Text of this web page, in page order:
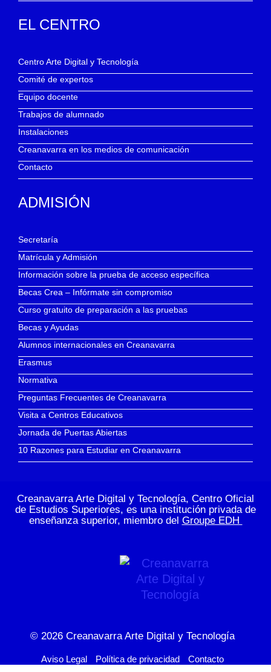
EL CENTRO
Centro Arte Digital y Tecnología
Comité de expertos
Equipo docente
Trabajos de alumnado
Instalaciones
Creanavarra en los medios de comunicación
Contacto
ADMISIÓN
Secretaría
Matrícula y Admisión
Información sobre la prueba de acceso específica
Becas Crea – Infórmate sin compromiso
Curso gratuito de preparación a las pruebas
Becas y Ayudas
Alumnos internacionales en Creanavarra
Erasmus
Normativa
Preguntas Frecuentes de Creanavarra
Visita a Centros Educativos
Jornada de Puertas Abiertas
10 Razones para Estudiar en Creanavarra
Creanavarra Arte Digital y Tecnología, Centro Oficial
de Estudios Superiores, es una institución privada de
enseñanza superior, miembro del Groupe EDH
© 2026 Creanavarra Arte Digital y Tecnología
Aviso Legal Política de privacidad Contacto